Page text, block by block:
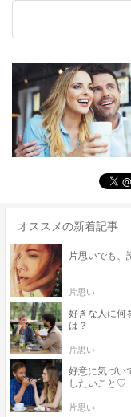
オススメの新着記事
片思いでも、
片思い
好きな人に何
は？
片思い
好意に気づい
したいこと♡
片思い